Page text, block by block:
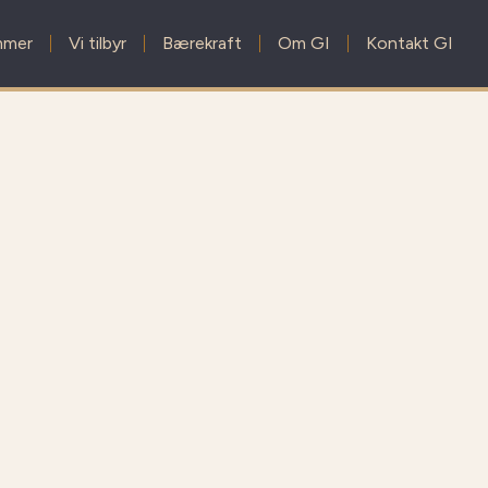
Vi tilbyr Bærekraft Om GI Kontakt GI